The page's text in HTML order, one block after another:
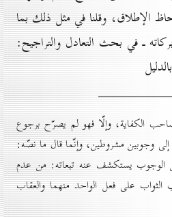
الإطلاق، وقلنا في مثل ذلك بما
ـ في بحث التعادل والتراجيح:
الكفاية، وإلّا فهو لم يصرّح برجوع
وجوبين مشروطين، وإنّما قال ما نصّه:
يستكشف عنه تبعاته: من عدم
الثواب على فعل الواحد منهما والعقاب